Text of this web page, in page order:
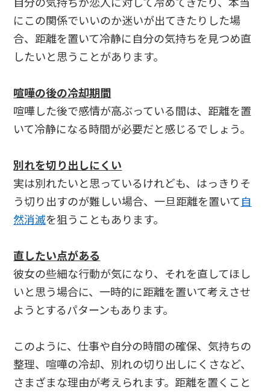
にこの関係でいいのか迷いが出てきたりした場
合、距離を置いて冷静に自分の気持ちを見つめ直
したいと思うことがあります。
喧嘩の後の冷却期間
喧嘩した後で感情が高ぶっている間は、距離を置
いて冷静になる時間が必要だと感じるでしょう。
別れを切り出しにくい
実は別れたいと思っているけれども、はっきりそ
う切り出すのが難しい場合、一旦距離を置いて 自
然消滅を狙うこともあります。
直したい点がある
彼女の些細な行動が気になり、それを直してほし
いと思う場合に、一時的に距離を置いて考えさせ
ようとするパターンもあります。
このように、仕事や自分の時間の確保、気持ちの
整理、喧嘩の冷却、別れの切り出しにくさなど、
さまざまな理由が考えられます。距離を置くこと